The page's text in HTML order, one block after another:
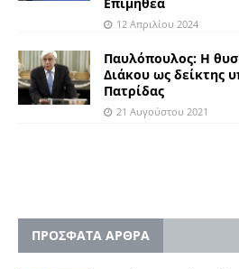
12 Απριλίου 2024
Παυλόπουλος: Η
Διάκου ως δείκτης
Πατρίδας
21 Αυγούστου 2021
ΠΡΟΣΦΑΤΑ ΑΡΘΡΑ